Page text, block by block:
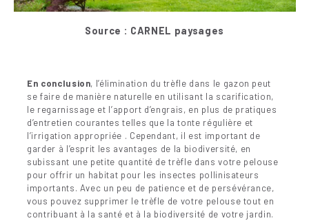
Source : CARNEL paysages
En conclusion, l’élimination du trèfle dans le gazon peut
se faire de manière naturelle en utilisant la scarification,
le regarnissage et l’apport d’engrais, en plus de pratiques
d’entretien courantes telles que la tonte régulière et
l’irrigation appropriée . Cependant, il est important de
garder à l’esprit les avantages de la biodiversité, en
subissant une petite quantité de trèfle dans votre pelouse
pour offrir un habitat pour les insectes pollinisateurs
importants. Avec un peu de patience et de persévérance,
vous pouvez supprimer le trèfle de votre pelouse tout en
contribuant à la santé et à la biodiversité de votre jardin.